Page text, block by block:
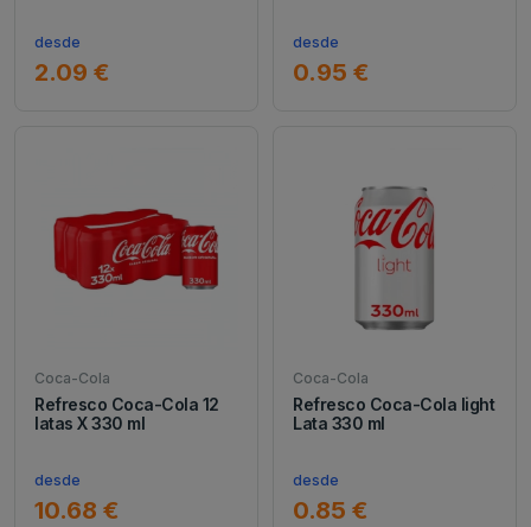
desde
2.09 €
desde
0.95 €
Coca-Cola
Refresco Coca-Cola 12
latas X 330 ml
desde
10.68 €
Coca-Cola
Refresco Coca-Cola light
Lata 330 ml
desde
0.85 €